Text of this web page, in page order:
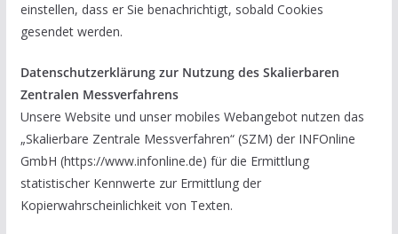
einstellen, dass er Sie benachrichtigt, sobald Cookies
gesendet werden.
Datenschutzerklärung zur Nutzung des Skalierbaren
Zentralen Messverfahrens
Unsere Website und unser mobiles Webangebot nutzen das
„Skalierbare Zentrale Messverfahren“ (SZM) der INFOnline
GmbH (https://www.infonline.de) für die Ermittlung
statistischer Kennwerte zur Ermittlung der
Kopierwahrscheinlichkeit von Texten.